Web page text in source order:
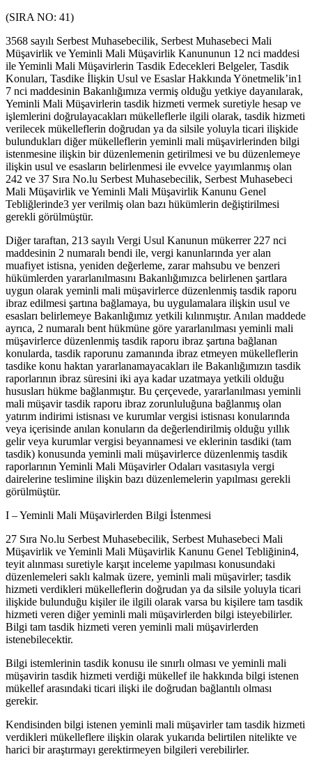
(SIRA NO: 41)
3568 sayılı Serbest Muhasebecilik, Serbest Muhasebeci Mali
Müşavirlik ve Yeminli Mali Müşavirlik Kanununun 12 nci maddesi
ile Yeminli Mali Müşavirlerin Tasdik Edecekleri Belgeler, Tasdik
Konuları, Tasdike İlişkin Usul ve Esaslar Hakkında Yönetmelik’in1
7 nci maddesinin Bakanlığımıza vermiş olduğu yetkiye dayanılarak,
Yeminli Mali Müşavirlerin tasdik hizmeti vermek suretiyle hesap ve
işlemlerini doğrulayacakları mükelleflerle ilgili olarak, tasdik hizmeti
verilecek mükelleflerin doğrudan ya da silsile yoluyla ticari ilişkide
bulundukları diğer mükelleflerin yeminli mali müşavirlerinden bilgi
istenmesine ilişkin bir düzenlemenin getirilmesi ve bu düzenlemeye
ilişkin usul ve esasların belirlenmesi ile evvelce yayımlanmış olan
242 ve 37 Sıra No.lu Serbest Muhasebecilik, Serbest Muhasebeci
Mali Müşavirlik ve Yeminli Mali Müşavirlik Kanunu Genel
Tebliğlerinde3 yer verilmiş olan bazı hükümlerin değiştirilmesi
gerekli görülmüştür.
Diğer taraftan, 213 sayılı Vergi Usul Kanunun mükerrer 227 nci
maddesinin 2 numaralı bendi ile, vergi kanunlarında yer alan
muafiyet istisna, yeniden değerleme, zarar mahsubu ve benzeri
hükümlerden yararlanılmasını Bakanlığımızca belirlenen şartlara
uygun olarak yeminli mali müşavirlerce düzenlenmiş tasdik raporu
ibraz edilmesi şartına bağlamaya, bu uygulamalara ilişkin usul ve
esasları belirlemeye Bakanlığımız yetkili kılınmıştır. Anılan maddede
ayrıca, 2 numaralı bent hükmüne göre yararlanılması yeminli mali
müşavirlerce düzenlenmiş tasdik raporu ibraz şartına bağlanan
konularda, tasdik raporunu zamanında ibraz etmeyen mükelleflerin
tasdike konu haktan yararlanamayacakları ile Bakanlığımızın tasdik
raporlarının ibraz süresini iki aya kadar uzatmaya yetkili olduğu
hususları hükme bağlanmıştır. Bu çerçevede, yararlanılması yeminli
mali müşavir tasdik raporu ibraz zorunluluğuna bağlanmış olan
yatırım indirimi istisnası ve kurumlar vergisi istisnası konularında
veya içerisinde anılan konuların da değerlendirilmiş olduğu yıllık
gelir veya kurumlar vergisi beyannamesi ve eklerinin tasdiki (tam
tasdik) konusunda yeminli mali müşavirlerce düzenlenmiş tasdik
raporlarının Yeminli Mali Müşavirler Odaları vasıtasıyla vergi
dairelerine teslimine ilişkin bazı düzenlemelerin yapılması gerekli
görülmüştür.
I – Yeminli Mali Müşavirlerden Bilgi İstenmesi
27 Sıra No.lu Serbest Muhasebecilik, Serbest Muhasebeci Mali
Müşavirlik ve Yeminli Mali Müşavirlik Kanunu Genel Tebliğinin4,
teyit alınması suretiyle karşıt inceleme yapılması konusundaki
düzenlemeleri saklı kalmak üzere, yeminli mali müşavirler; tasdik
hizmeti verdikleri mükelleflerin doğrudan ya da silsile yoluyla ticari
ilişkide bulunduğu kişiler ile ilgili olarak varsa bu kişilere tam tasdik
hizmeti veren diğer yeminli mali müşavirlerden bilgi isteyebilirler.
Bilgi tam tasdik hizmeti veren yeminli mali müşavirlerden
istenebilecektir.
Bilgi istemlerinin tasdik konusu ile sınırlı olması ve yeminli mali
müşavirin tasdik hizmeti verdiği mükellef ile hakkında bilgi istenen
mükellef arasındaki ticari ilişki ile doğrudan bağlantılı olması
gerekir.
Kendisinden bilgi istenen yeminli mali müşavirler tam tasdik hizmeti
verdikleri mükelleflere ilişkin olarak yukarıda belirtilen nitelikte ve
harici bir araştırmayı gerektirmeyen bilgileri verebilirler.